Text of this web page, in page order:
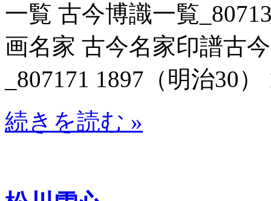
一覧 古今博識一覧
画名家 古今名家印譜古
_807171 1897（明治30）
続きを読む »